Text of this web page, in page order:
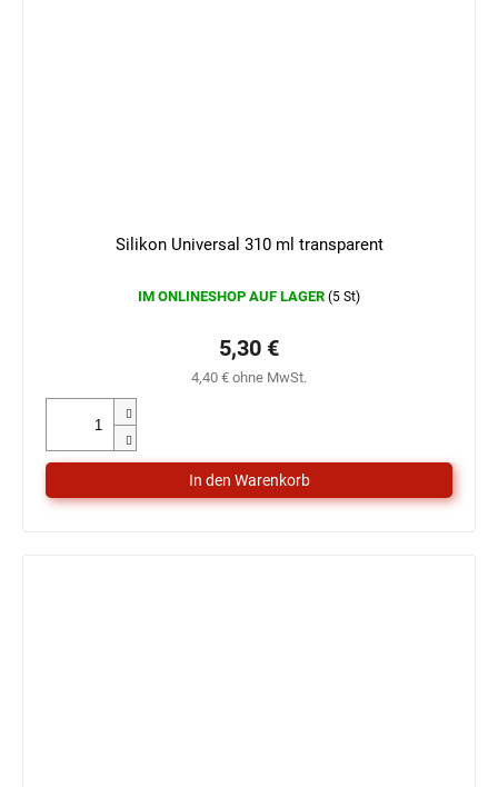
Silikon Universal 310 ml transparent
IM ONLINESHOP AUF LAGER (5 St)
4,40 € ohne MwSt.
5,30 €